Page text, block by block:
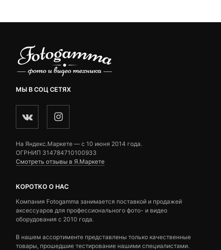
МЫ В СОЦ СЕТЯХ
На Яндекс.Маркете — c 10 июня 2014 года.
ОГРНИП 314784710100933
Смотреть отзывы в Я.Маркете
КОРОТКО О НАС
Компания Fotogamma занимается поставкой и продажей
аксессуаров для профессионального фото- и видео
оборудования с 2010 года.
В нашем ассортименте представлены только качественные
товары, прошедшие тестирование нашими специалистами.